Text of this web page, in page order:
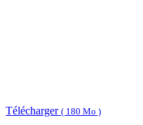
Télécharger ( 180 Mo )